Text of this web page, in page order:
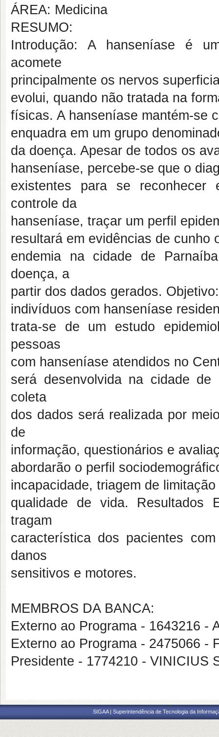
ÁREA: Medicina
RESUMO:
Introdução: A hanseníase é
acomete
principalmente os nervos
evolui, quando não tratada na
físicas. A hanseníase mantém-se
enquadra em um grupo
da doença. Apesar de todos os
hanseníase, percebe-se que o
existentes para se reconhecer
controle da
hanseníase, traçar um perfil
resultará em evidências de cunho
endemia na cidade de
doença, a
partir dos dados gerados.
indivíduos com hanseníase
trata-se de um estudo
pessoas
com hanseníase atendidos no
será desenvolvida na cidade
coleta
dos dados será realizada por
de
informação, questionários e
abordarão o perfil
incapacidade, triagem de
qualidade de vida. Resultados
tragam
característica dos pacientes
danos
sensitivos e motores.
MEMBROS DA BANCA:
Externo ao Programa - 1643216 -
Externo ao Programa - 2475066 -
Presidente - 1774210 - VINICIUS
SIGAA | Superintendência de Tecnologia da